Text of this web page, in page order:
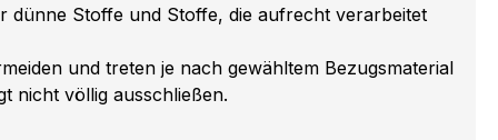
Stoffe und Stoffe, die aufrecht verarbeitet
und treten je nach gewähltem Bezugsmaterial
nicht völlig ausschließen.